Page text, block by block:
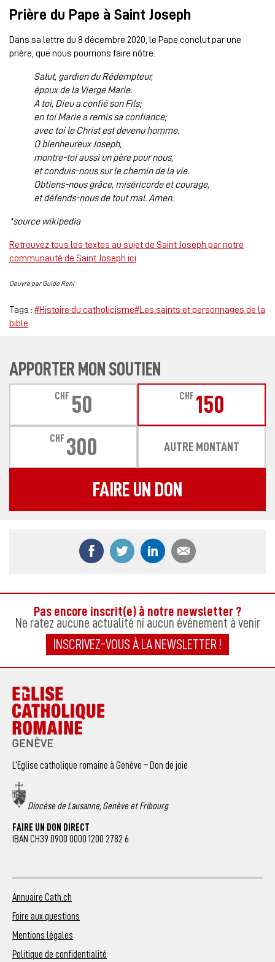
Prière du Pape à Saint Joseph
Dans sa lettre du 8 décembre 2020, le Pape conclut par une
prière, que nous pourrions faire nôtre:
Salut, gardien du Rédempteur,
époux de la Vierge Marie.
A toi, Dieu a confié son Fils;
en toi Marie a remis sa confiance;
avec toi le Christ est devenu homme.
O bienheureux Joseph,
montre-toi aussi un père pour nous,
et conduis-nous sur le chemin de la vie.
Obtiens-nous grâce, miséricorde et courage,
et défends-nous de tout mal. Amen.
*source wikipedia
Retrouvez tous les textes au sujet de Saint Joseph par notre
communauté de Saint Joseph ici
Oeuvre par Guido Reni
Tags : #Histoire du catholicisme#Les saints et personnages de la
bible
APPORTER MON SOUTIEN
CHF 50 CHF 150
CHF 300 AUTRE MONTANT
FAIRE UN DON
Partager ce contenu sur Facebook
Partager ce contenu sur Twitter
Partager ce contenu
Pas encore inscrit(e) à notre newsletter ?
Ne ratez aucune actualité ni aucun événement à venir
INSCRIVEZ-VOUS À LA NEWSLETTER !
L’Eglise catholique romaine à Genève – Don de joie
Diocèse de Lausanne, Genève et Fribourg
FAIRE UN DON DIRECT
IBAN CH39 0900 0000 1200 2782 6
Annuaire Cath.ch
Foire aux questions
Mentions légales
Politique de confidentialité